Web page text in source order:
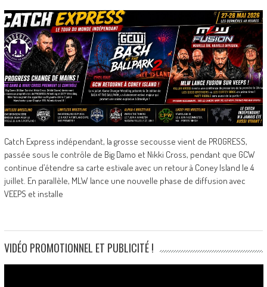
Catch Express indépendant, la grosse secousse vient de PROGRESS,
passée sous le contrôle de Big Damo et Nikki Cross, pendant que GCW
continue d’étendre sa carte estivale avec un retour à Coney Island le 4
juillet. En parallèle, MLW lance une nouvelle phase de diffusion avec
VEEPS et installe
VIDÉO PROMOTIONNEL ET PUBLICITÉ !